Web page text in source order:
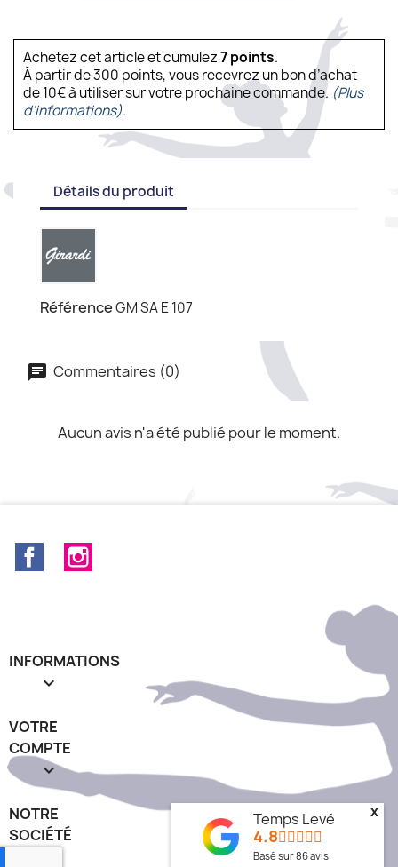
Achetez cet article et cumulez7points.
À partir de 300 points, vous recevrez un bon d’achat
de 10€ à utiliser sur votre prochaine commande. (Plus
d'informations).
Détails du produit
RéférenceGM SA E 107
Commentaires (0)
Aucun avis n'a été publié pour le moment.
Facebook
INFORMATIONS

VOTRE
COMPTE

NOTRE
SOCIÉTÉ
Temps Levé
4.8
Basé sur86avis
x